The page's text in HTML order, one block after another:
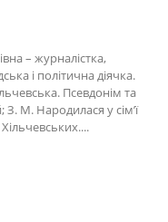
– журналістка,
і політична діячка.
Псевдонім та
М. Народилася у сім’ї